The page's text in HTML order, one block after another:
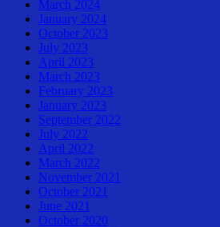
March 2024
January 2024
October 2023
July 2023
April 2023
March 2023
February 2023
January 2023
September 2022
July 2022
April 2022
March 2022
November 2021
October 2021
June 2021
October 2020